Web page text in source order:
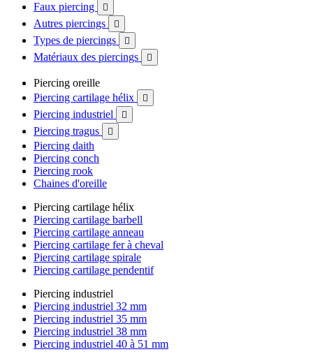
Faux piercing 
Autres piercings 
Types de piercings 
Matériaux des piercings 
Piercing oreille
Piercing cartilage hélix

Piercing industriel 
Piercing tragus 
Piercing daith
Piercing conch
Piercing rook
Chaines d'oreille
Piercing cartilage hélix
Piercing cartilage barbell
Piercing cartilage anneau
Piercing cartilage fer à cheval
Piercing cartilage spirale
Piercing cartilage pendentif
Piercing industriel
Piercing industriel 32 mm
Piercing industriel 35 mm
Piercing industriel 38 mm
Piercing industriel 40 à 51 mm